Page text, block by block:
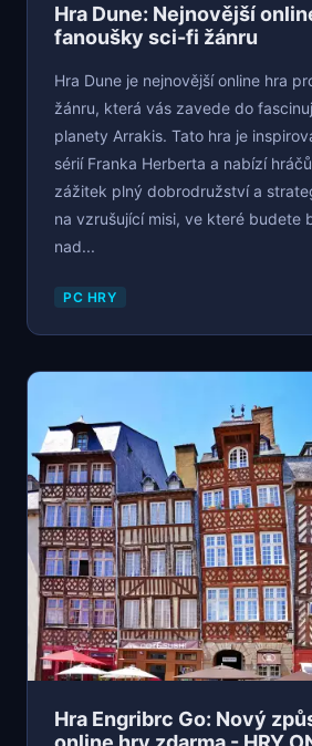
Hra Dune: Nejnovější
fanoušky sci-fi žánru
Hra Dune je nejnovější online hra
žánru, která vás zavede do
planety Arrakis. Tato hra je
sérií Franka Herberta a nabízí
zážitek plný dobrodružství a
na vzrušující misi, ve které budete
nad...
PC HRY
Hra Engribrc Go: Nový